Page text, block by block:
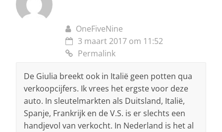
OneFiveNine
3 maart 2017 om 11:52
Permalink
De Giulia breekt ook in Italië geen potten qua
verkoopcijfers. Ik vrees het ergste voor deze
auto. In sleutelmarkten als Duitsland, Italië,
Spanje, Frankrijk en de V.S. is er slechts een
handjevol van verkocht. In Nederland is het al